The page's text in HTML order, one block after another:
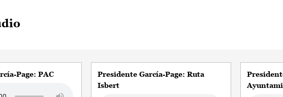
Page: PAC
Presidente García-Page: Ruta
Isbert